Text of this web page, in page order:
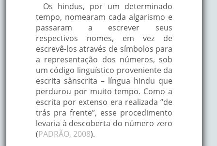
Os hindus, por um determinado
tempo, nomearam cada algarismo e
passaram a escrever seus
respectivos nomes, em vez de
escrevê-los através de símbolos para
a representação dos números, sob
um código linguístico proveniente da
escrita sânscrita – língua hindu que
perdurou por muito tempo. Como a
escrita por extenso era realizada “de
trás pra frente”, esse procedimento
levaria à descoberta do número zero
(PADRÃO, 2008).